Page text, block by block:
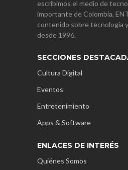
escribimos el medio de
importante de Colombia,
contenido sobre tecnología
desde 1996.
SECCIONES
Cultura Digital
Eventos
Entretenimiento
Apps & Software
ENLACES DE INTERÉS
Quiénes Somos